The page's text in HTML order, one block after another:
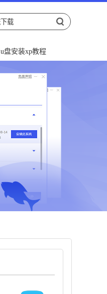
u盘安装xp教程